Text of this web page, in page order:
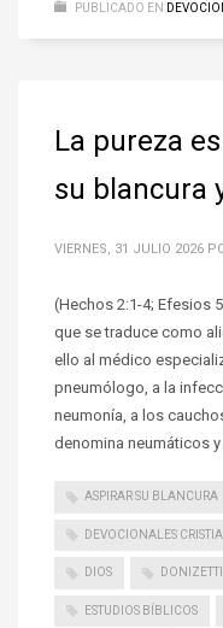
PUBLICADO EN
La pureza
su blancura
VIERNES, 31 JULIO 2026
(Hechos 2:1-4; Efesios
que se traduce como
ello al médico
pneumólogo, a la
neumonía, a los
denomina neumáticos
ASPIRAR SU BLANCURA
DEVOCIONALES
DIOS
ESTUDIOS BÍBLICOS